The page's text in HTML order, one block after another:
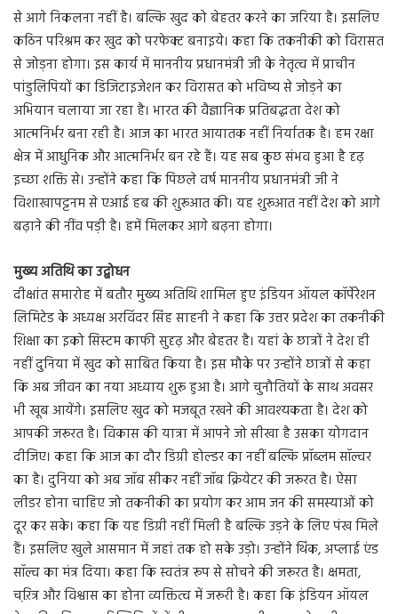
से आगे निकलना नहीं है। बल्कि खुद को बेहतर करने का जरिया है। इसलिए
कठिन परिश्रम कर खुद को परफेक्ट बनाइये। कहा कि तकनीकी को विरासत
से जोड़ना होगा। इस कार्य में माननीय प्रधानमंत्री जी के नेतृत्व में प्राचीन
पांडुलिपियों का डिजिटाइजेशन कर विरासत को भविष्य से जोड़ने का
अभियान चलाया जा रहा है। भारत की वैज्ञानिक प्रतिबद्धता देश को
आत्मनिर्भर बना रही है। आज का भारत आयातक नहीं निर्यातक है। हम रक्षा
क्षेत्र में आधुनिक और आत्मनिर्भर बन रहे हैं। यह सब कुछ संभव हुआ है दृढ़
इच्छा शक्ति से। उन्होंने कहा कि पिछले वर्ष माननीय प्रधानमंत्री जी ने
विशाखापट्टनम से एआई हब की शुरूआत की। यह शुरूआत नहीं देश को आगे
बढ़ाने की नींव पड़ी है। हमें मिलकर आगे बढ़ना होगा।
मुख्य अतिथि का उद्बोधन
दीक्षांत समारोह में बतौर मुख्य अतिथि शामिल हुए इंडियन ऑयल कॉर्पेरेशन
लिमिटेड के अध्यक्ष अरविंदर सिंह साहनी ने कहा कि उत्तर प्रदेश का तकनीकी
शिक्षा का इको सिस्टम काफी सुदृढ़ और बेहतर है। यहां के छात्रों ने देश ही
नहीं दुनिया में खुद को साबित किया है। इस मौके पर उन्होंने छात्रों से कहा
कि अब जीवन का नया अध्याय शुरू हुआ है। आगे चुनौतियों के साथ अवसर
भी खूब आयेंगे। इसलिए खुद को मजबूत रखने की आवश्यकता है। देश को
आपकी जरूरत है। विकास की यात्रा में आपने जो सीखा है उसका योगदान
दीजिए। कहा कि आज का दौर डिग्री होल्डर का नहीं बल्कि प्रॉब्लम सॉल्वर
का है। दुनिया को अब जॉब सीकर नहीं जॉब क्रियेटर की जरूरत है। ऐसा
लीडर होना चाहिए जो तकनीकी का प्रयोग कर आम जन की समस्याओं को
दूर कर सके। कहा कि यह डिग्री नहीं मिली है बल्कि उड़ने के लिए पंख मिले
हैं। इसलिए खुले आसमान में जहां तक हो सके उड़ो। उन्होंने थिंक, अप्लाई एंड
सॉल्व का मंत्र दिया। कहा कि स्वतंत्र रूप से सोचने की जरूरत है। क्षमता,
चऱि़त्र और विश्वास का होना व्यक्तित्व में जरूरी है। कहा कि इंडियन ऑयल